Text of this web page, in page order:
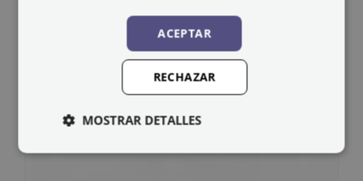
ACEPTAR
RECHAZAR
MOSTRAR DETALLES